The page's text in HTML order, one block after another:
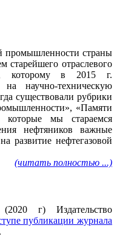
промышленности страны
старейшего отраслевого
которому в 2015 г.
научно-техническую
существовали рубрики
«Памяти
которые мы стараемся
нефтяников важные
развитие нефтегазовой
(читать полностью ...)
г) Издательство
публикации журнала
.